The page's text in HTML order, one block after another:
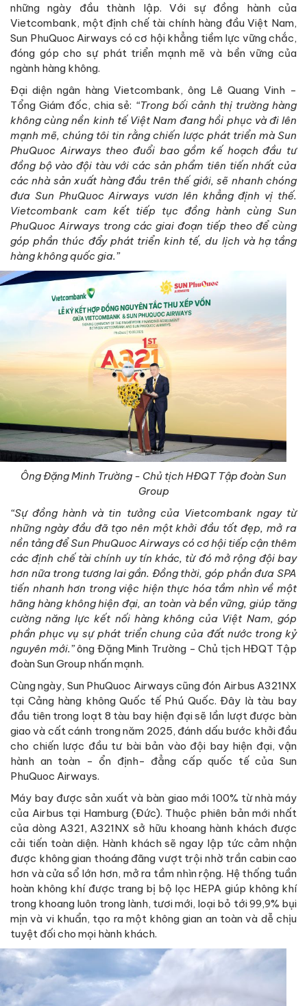
những ngày đầu thành lập. Với sự đồng hành của
Vietcombank, một định chế tài chính hàng đầu Việt Nam,
Sun PhuQuoc Airways có cơ hội khẳng tiềm lực vững chắc,
đóng góp cho sự phát triển mạnh mẽ và bền vững của
ngành hàng không.
Đại diện ngân hàng Vietcombank, ông Lê Quang Vinh -
Tổng Giám đốc, chia sẻ: “Trong bối cảnh thị trường hàng
không cùng nền kinh tế Việt Nam đang hồi phục và đi lên
mạnh mẽ, chúng tôi tin rằng chiến lược phát triển mà Sun
PhuQuoc Airways theo đuổi bao gồm kế hoạch đầu tư
đồng bộ vào đội tàu với các sản phẩm tiên tiến nhất của
các nhà sản xuất hàng đầu trên thế giới, sẽ nhanh chóng
đưa Sun PhuQuoc Airways vươn lên khẳng định vị thế.
Vietcombank cam kết tiếp tục đồng hành cùng Sun
PhuQuoc Airways trong các giai đoạn tiếp theo để cùng
góp phần thúc đẩy phát triển kinh tế, du lịch và hạ tầng
hàng không quốc gia.”
Ông Đặng Minh Trường - Chủ tịch HĐQT Tập đoàn Sun
Group
“Sự đồng hành và tin tưởng của Vietcombank ngay từ
những ngày đầu đã tạo nên một khởi đầu tốt đẹp, mở ra
nền tảng để Sun PhuQuoc Airways có cơ hội tiếp cận thêm
các định chế tài chính uy tín khác, từ đó mở rộng đội bay
hơn nữa trong tương lai gần. Đồng thời, góp phần đưa SPA
tiến nhanh hơn trong việc hiện thực hóa tầm nhìn về một
hãng hàng không hiện đại, an toàn và bền vững, giúp tăng
cường năng lực kết nối hàng không của Việt Nam, góp
phần phục vụ sự phát triển chung của đất nước trong kỷ
nguyên mới.”ông Đặng Minh Trường - Chủ tịch HĐQT Tập
đoàn Sun Group nhấn mạnh.
Cùng ngày, Sun PhuQuoc Airways cũng đón Airbus A321NX
tại Cảng hàng không Quốc tế Phú Quốc. Đây là tàu bay
đầu tiên trong loạt 8 tàu bay hiện đại sẽ lần lượt được bàn
giao và cất cánh trong năm 2025, đánh dấu bước khởi đầu
cho chiến lược đầu tư bài bản vào đội bay hiện đại, vận
hành an toàn - ổn định- đẳng cấp quốc tế của Sun
PhuQuoc Airways.
Máy bay được sản xuất và bàn giao mới 100% từ nhà máy
của Airbus tại Hamburg (Đức). Thuộc phiên bản mới nhất
của dòng A321, A321NX sở hữu khoang hành khách được
cải tiến toàn diện. Hành khách sẽ ngay lập tức cảm nhận
được không gian thoáng đãng vượt trội nhờ trần cabin cao
hơn và cửa sổ lớn hơn, mở ra tầm nhìn rộng. Hệ thống tuần
hoàn không khí được trang bị bộ lọc HEPA giúp không khí
trong khoang luôn trong lành, tươi mới, loại bỏ tới 99,9% bụi
mịn và vi khuẩn, tạo ra một không gian an toàn và dễ chịu
tuyệt đối cho mọi hành khách.